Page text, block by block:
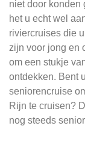
niet door konden
het u echt wel
riviercruises die
zijn voor jong en
om een stukje
ontdekken. Bent
seniorencruise
Rijn te cruisen?
nog steeds